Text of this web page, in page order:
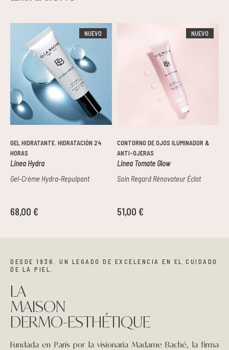
GEL HIDRATANTE. HIDRATACIÓN 24
HORAS
Línea Hydra
Gel-Crème Hydra-Repulpant
68,00 €
NUEVO
CONTORNO DE OJOS ILUMINADOR &
ANTI-OJERAS
Línea Tomate Glow
Soin Regard Rénovateur Éclat
51,00 €
NUEVO
DESDE 1936. UN LEGADO DE EXCELENCIA EN EL CUIDADO
DE LA PIEL.
LA
MAISON
DERMO-ESTHÉTIQUE
Fundada en París por la visionaria Madame Baché, la firma
Pieles secas
Manchas
Solares
Nutricosméticos
Contorno de Ojos
Serums